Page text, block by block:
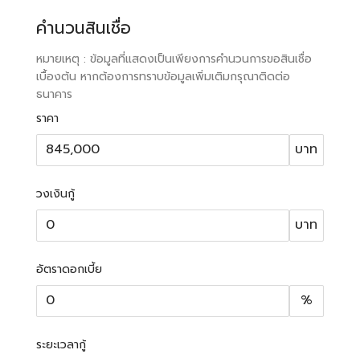
คำนวนสินเชื่อ
หมายเหตุ : ข้อมูลที่แสดงเป็นเพียงการคำนวนการขอสินเชื่อ
เบื้องต้น หากต้องการทราบข้อมูลเพิ่มเติมกรุณาติดต่อ
ธนาคาร
ราคา
บาท
วงเงินกู้
บาท
อัตราดอกเบี้ย
%
ระยะเวลากู้